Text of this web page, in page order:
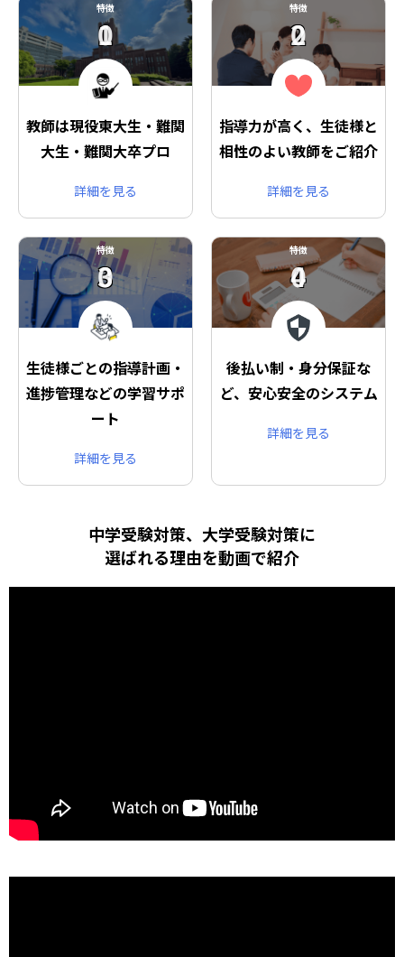
特徴
01
教師は現役東大生・難関
大生・難関大卒プロ
詳細を見る
特徴
02
指導力が高く、生徒様と
相性のよい教師をご紹介
詳細を見る
特徴
03
生徒様ごとの指導計画・
進捗管理などの学習サポ
ート
詳細を見る
特徴
04
後払い制・身分保証な
ど、安心安全のシステム
詳細を見る
中学受験対策、大学受験対策に
選ばれる理由を動画で紹介